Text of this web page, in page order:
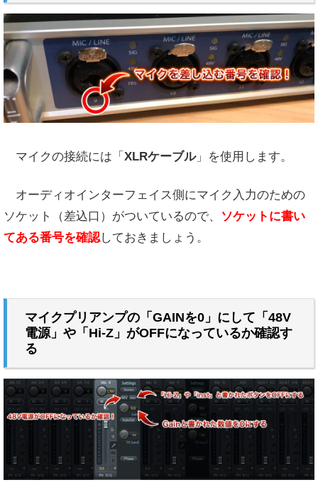
マイクの接続には「 XLRケーブル」を使用します。
オーディオインターフェイス側にマイク入力のための
ソケット（差込口）がついているので、
ソケットに書い
てある番号を確認しておきましょう。
マイクプリアンプの「GAINを0」にして「48V
電源」や「Hi-Z」がOFFになっているか確認す
る